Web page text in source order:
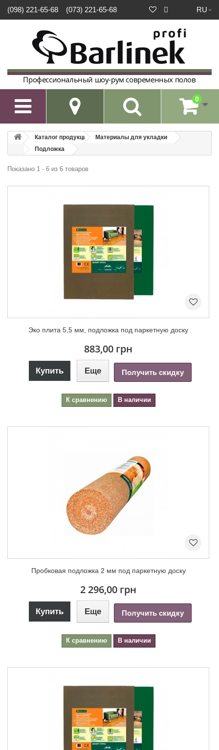
RU
(098) 221-65-68 (073) 221-65-68
Профессиональный шоу-рум современных полов
 0
Каталог продукции
Материалы для укладки
Подложка
Эко плита 5,5 мм, подложка под паркетную доску
883,00 грн
Купить Еще Получить скидку
К сравнению В наличии
Пробковая подложка 2 мм под паркетную доску
2 296,00 грн
Купить Еще Получить скидку
К сравнению В наличии
Показано 1 - 6 из 6 товаров